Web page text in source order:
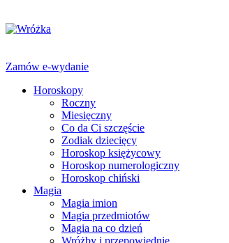
Zamów e-wydanie
Horoskopy
Roczny
Miesięczny
Co da Ci szczęście
Zodiak dziecięcy
Horoskop księżycowy
Horoskop numerologiczny
Horoskop chiński
Magia
Magia imion
Magia przedmiotów
Magia na co dzień
Wróżby i przepowiednie